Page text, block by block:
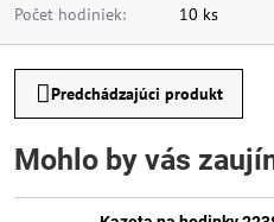
Počet hodiniek: 10 ks
Predchádzajúci produkt
Mohlo by vás